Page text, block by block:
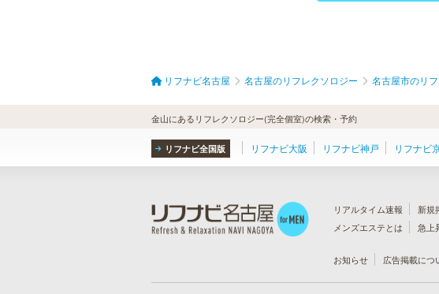
リフナビ名古屋 名古屋のリフレクソロジー 名古屋市のリ
金山にあるリフレクソロジー(完全個室)の検索・予約
リフナビ全国版 リフナビ大阪 リフナビ神戸 リフナビ
リアルタイム速報 新規
メンズエステとは
急上
お知らせ
広告掲載につ